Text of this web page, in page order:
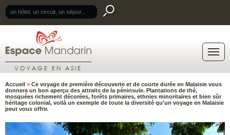
VOYAGE EN ASIE
Accueil > Ce voyage de première découverte et de courte durée en Malaisie vous
donnera un bon aperçu des attraits de la péninsule. Plantations de thé,
mosquées richement décorées, forêts primaires, ethnies minoritaires et bien sûr
héritage colonial, voilà un exemple de toute la diversité qu'un voyage en Malaisie
peut vous offrir.